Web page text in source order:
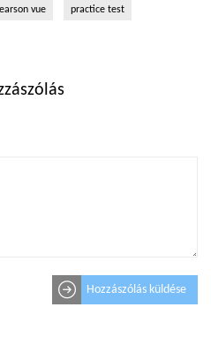
vue
practice test
Hozzászólás küldése